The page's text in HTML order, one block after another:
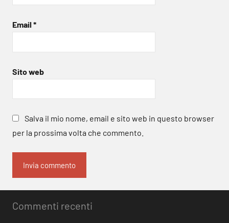
Email *
Sito web
Salva il mio nome, email e sito web in questo browser
per la prossima volta che commento.
Commenti recenti